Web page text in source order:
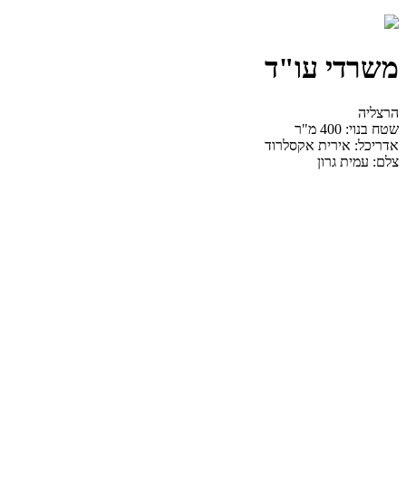
משרדי עו"ד
הרצליה
שטח בנוי: 400 מ"ר
אדריכל: אירית אקסלרוד
צלם: עמית גרון